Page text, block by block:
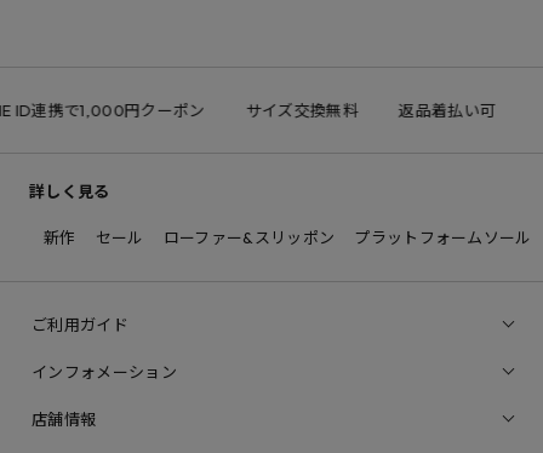
ID連携で1,000円クーポン サイズ交換無料 返品着払い可
詳しく見る
新作 セール ローファー&スリッポン プラットフォームソール
ご利用ガイド
インフォメーション
店舗情報